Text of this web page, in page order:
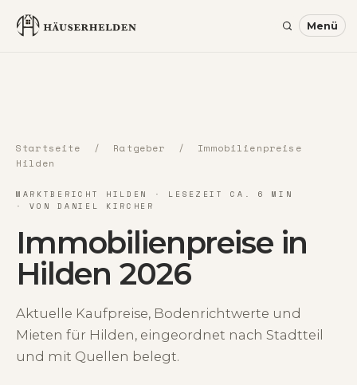
Startseite / Ratgeber / Immobilienpreise
Hilden
MARKTBERICHT HILDEN · LESEZEIT CA. 6 MIN
· VON DANIEL KIRCHER
Immobilienpreise in
Hilden 2026
Aktuelle Kaufpreise, Bodenrichtwerte und
Mieten für Hilden, eingeordnet nach Stadtteil
und mit Quellen belegt.